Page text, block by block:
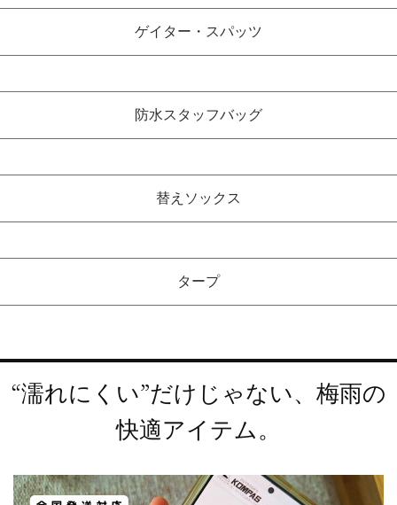
ゲイター・スパッツ
防水スタッフバッグ
替えソックス
タープ
“濡れにくい”だけじゃない、梅雨の
快適アイテム。